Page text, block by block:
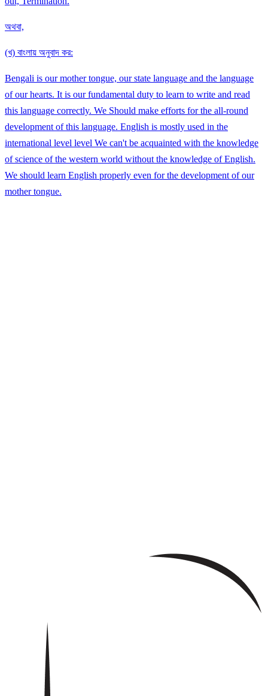
অথবা,
(খ) বাংলায় অনুবাদ কর:
Bengali is our mother tongue, our state language and the language
of our hearts. It is our fundamental duty to learn to write and read
this language correctly. We Should make efforts for the all-round
development of this language. English is mostly used in the
international level level We can't be acquainted with the knowledge
of science of the western world without the knowledge of English.
We should learn English properly even for the development of our
mother tongue.